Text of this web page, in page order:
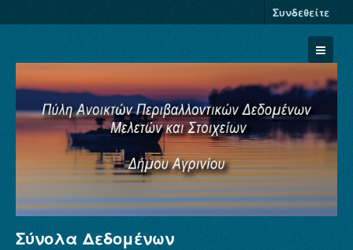
Συνδεθείτε
Σύνολα Δεδομένων
Σύνολα Δεδομένων